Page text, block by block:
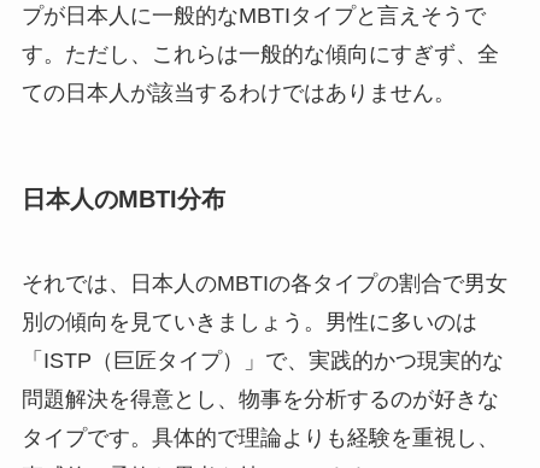
プが日本人に一般的なMBTIタイプと言えそうで
す。ただし、これらは一般的な傾向にすぎず、全
ての日本人が該当するわけではありません。
日本人のMBTI分布
それでは、日本人のMBTIの各タイプの割合で男女
別の傾向を見ていきましょう。男性に多いのは
「ISTP（巨匠タイプ）」で、実践的かつ現実的な
問題解決を得意とし、物事を分析するのが好きな
タイプです。具体的で理論よりも経験を重視し、